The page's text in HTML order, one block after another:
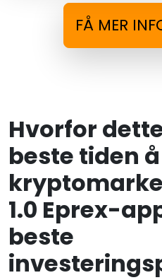
FÅ MER
Hvorfor
beste tiden
1.0 Eprex-
beste